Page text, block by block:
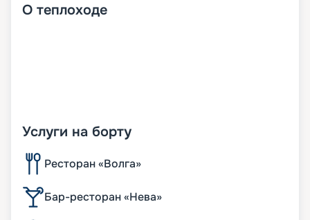
О теплоходе
Услуги на борту
Ресторан «Волга»
Бар-ресторан «Нева»